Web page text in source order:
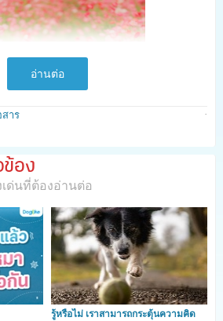
อ่านต่อ
สาร ·
อง
ด่นที่ต้องอ่านต่อ
รู้หรือไม่ เราสามารถกระตุ้นความคิด